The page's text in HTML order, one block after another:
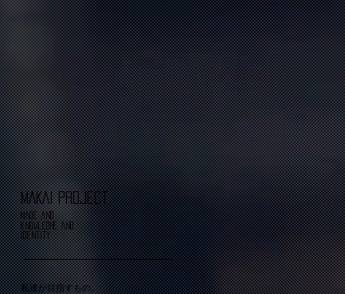
MAKAI Project
made and
knowledhe and
identity
​私達が目指すもの。